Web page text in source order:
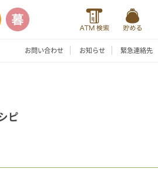
お問い合わせ お知らせ 緊急連絡先
ピ